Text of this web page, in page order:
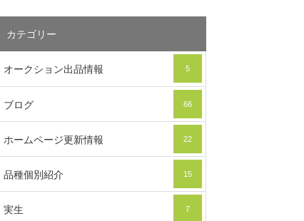
カテゴリー
オークション出品情報 5
ブログ 66
ホームページ更新情報 22
品種個別紹介 15
実生 7